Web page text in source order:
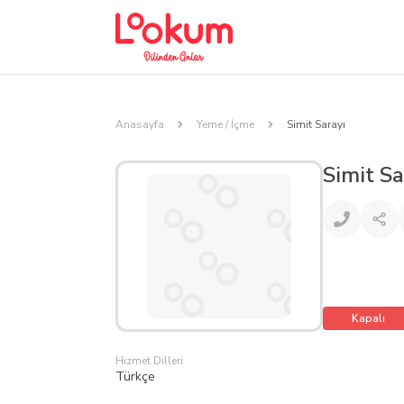
Anasayfa Yeme / İçme Simit Sarayı
Simit
Kapalı
Hizmet Dilleri
Türkçe